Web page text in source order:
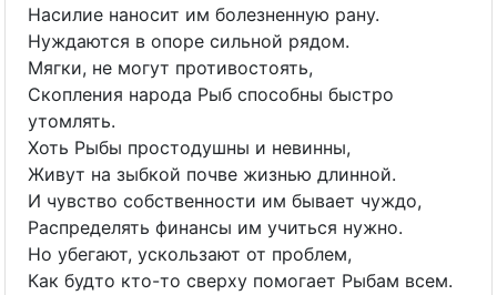
Насилие наносит им болезненную рану.
Нуждаются в опоре сильной рядом.
Мягки, не могут противостоять,
Скопления народа Рыб способны быстро
утомлять.
Хоть Рыбы простодушны и невинны,
Живут на зыбкой почве жизнью длинной.
И чувство собственности им бывает чуждо,
Распределять финансы им учиться нужно.
Но убегают, ускользают от проблем,
Как будто кто-то сверху помогает Рыбам всем.